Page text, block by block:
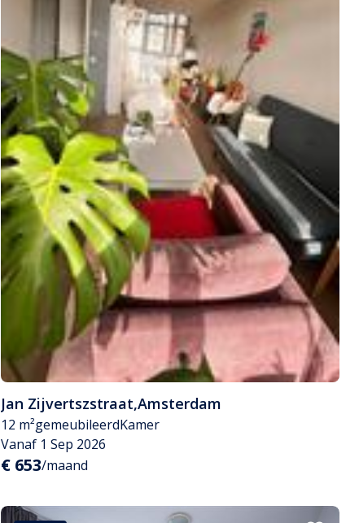
Jan Zijvertszstraat,Amsterdam
12 m²gemeubileerdKamer
Vanaf 1 Sep 2026
€ 653/maand